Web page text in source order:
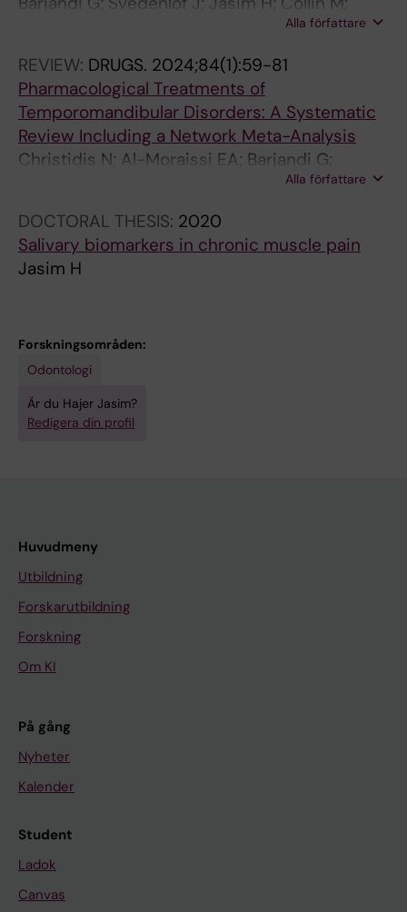
Hedenberg-Magnusson B; Christidis N;
Alla författare
REVIEW: DRUGS. 2024;84(1):59-81
Pharmacological Treatments of
Temporomandibular Disorders: A Systematic
Review Including a Network Meta-Analysis
Christidis N; Al-Moraissi EA; Barjandi G;
Svedenloef J; Jasim H; Christidis M; Collin M
Alla författare
DOCTORAL THESIS: 2020
Salivary biomarkers in chronic muscle pain
Jasim H
Forskningsområden:
Odontologi
Är du Hajer Jasim?
Redigera din profil
Huvudmeny
Utbildning
Forskarutbildning
Forskning
Om KI
På gång
Nyheter
Kalender
Student
Ladok
Canvas